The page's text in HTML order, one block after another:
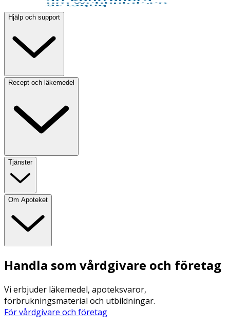
Hjälp och support
Recept och läkemedel
Tjänster
Om Apoteket
Handla som vårdgivare och företag
Vi erbjuder läkemedel, apoteksvaror,
förbrukningsmaterial och utbildningar.
För vårdgivare och företag